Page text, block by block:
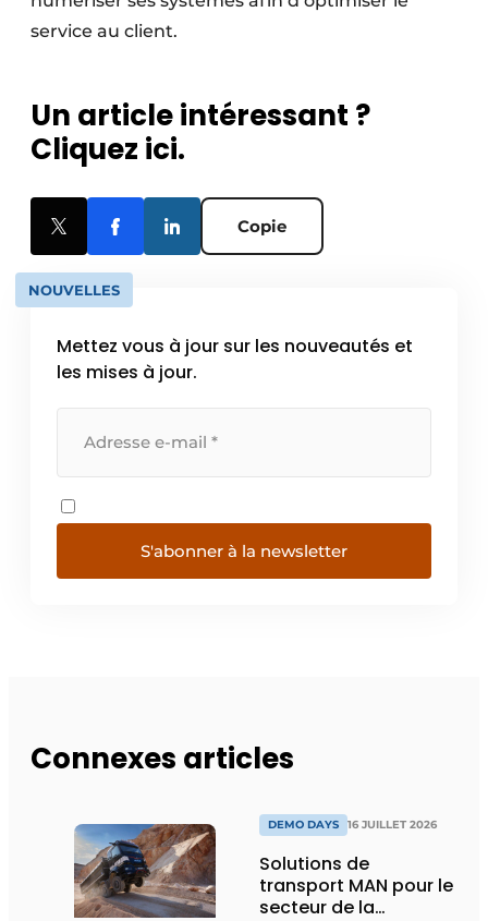
service au client.
Un article intéressant ?
Cliquez ici.
Copie
NOUVELLES
Mettez vous à jour sur les nouveautés et
les mises à jour.
S'abonner à la newsletter
Connexes articles
DEMO DAYS 16 JUILLET 2026
Solutions de
transport MAN pour le
secteur de la